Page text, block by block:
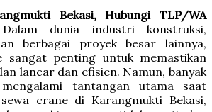
Bekasi, Hubungi TLP/WA
dunia industri konstruksi,
berbagai proyek besar lainnya,
sangat penting untuk memastikan
lancar dan efisien. Namun, banyak
tantangan utama saat
crane di Karangmukti Bekasi,